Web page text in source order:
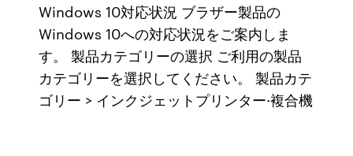
Windows 10対応状況 ブラザー製品の
Windows 10への対応状況をご案内しま
す。 製品カテゴリーの選択 ご利用の製品
カテゴリーを選択してください。 製品カテ
ゴリー > インクジェットプリンター·複合機